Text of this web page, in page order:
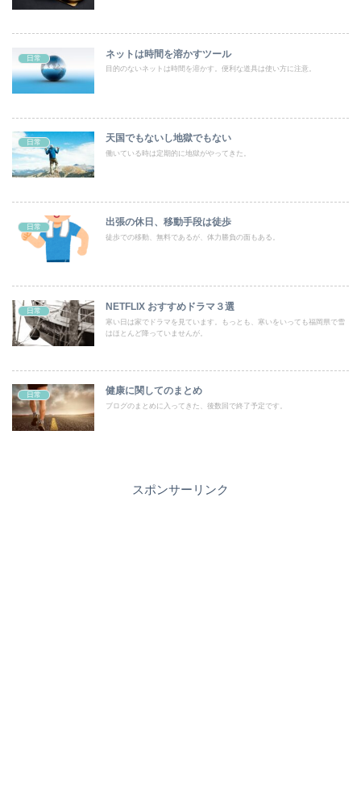
日常 ネットは時間を溶かすツール
目的のないネットは時間を溶かす。便利な道具は使い方に注意。
日常 天国でもないし地獄でもない
働いている時は定期的に地獄がやってきた。
日常 出張の休日、移動手段は徒歩
徒歩での移動、無料であるが、体力勝負の面もある。
日常 NETFLIX おすすめドラマ３選
寒い日は家でドラマを見ています。もっとも、寒いをいっても福岡県で雪
はほとんど降っていませんが。
日常 健康に関してのまとめ
ブログのまとめに入ってきた、後数回で終了予定です。
スポンサーリンク